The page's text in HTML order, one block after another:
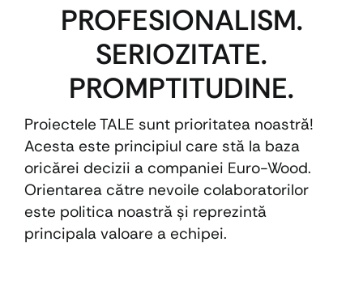
PROFESIONALISM.
SERIOZITATE.
PROMPTITUDINE.
Proiectele TALE sunt prioritatea noastră!
Acesta este principiul care stă la baza
oricărei decizii a companiei Euro-Wood.
Orientarea către nevoile colaboratorilor
este politica noastră şi reprezintă
principala valoare a echipei.